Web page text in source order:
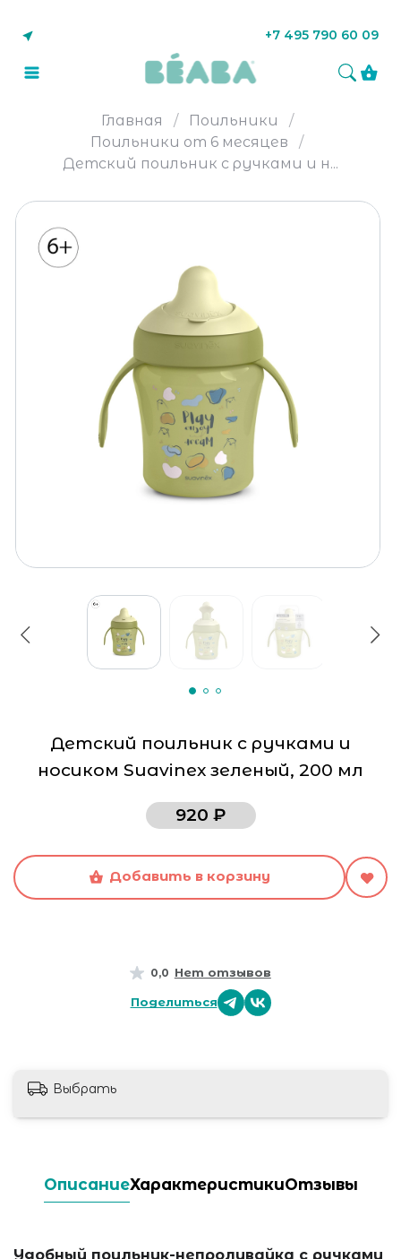
+7 495 790 60 09
Главная
Поильники
Поильники от 6 месяцев
Детский поильник с ручками и н...
Детский поильник с ручками и
носиком Suavinex зеленый, 200 мл
0,0 Нет отзывов
Поделиться
920 ₽
Добавить в корзину
Выбрать
ОписаниеХарактеристикиОтзывы
Удобный поильник-непроливайка с ручками